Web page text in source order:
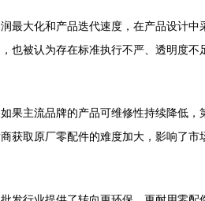
最大化和产品迭代速度，在产品设计中
也被认为存在标准执行不严、透明度不
果主流品牌的产品可维修性持续降低，
获取原厂零配件的难度加大，影响了市